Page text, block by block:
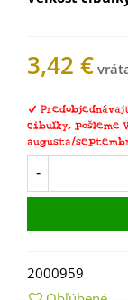
3,42 €
cibuľky, pošleme
augusta/
-
2000959